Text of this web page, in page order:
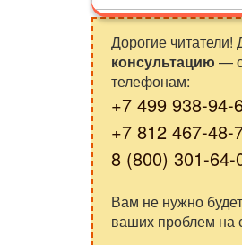
Дорогие
консультацию —
телефонам:
+7 499 938-94-
+7 812 467-48-
8 (800) 301-64-
Вам не нужно
ваших проблем на